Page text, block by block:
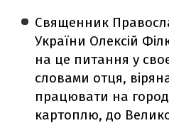
Священник
України Олексій
на це питання у
словами отця,
працювати на
картоплю, до